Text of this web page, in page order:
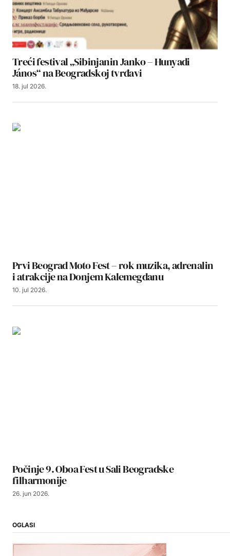
Treći festival „Sibinjanin Janko – Hunyadi
János“ na Beogradskoj tvrđavi
18. jul 2026.
Prvi Beograd Moto Fest – rok muzika, adrenalin
i atrakcije na Donjem Kalemegdanu
10. jul 2026.
Počinje 9. Oboa Fest u Sali Beogradske
filharmonije
26. jun 2026.
OGLASI